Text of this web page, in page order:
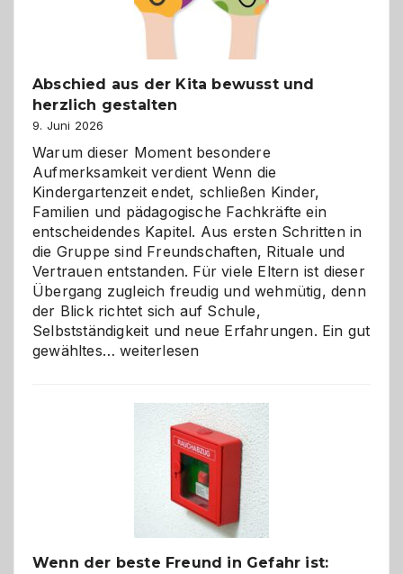
Abschied aus der Kita bewusst und
herzlich gestalten
9. Juni 2026
Warum dieser Moment besondere
Aufmerksamkeit verdient Wenn die
Kindergartenzeit endet, schließen Kinder,
Familien und pädagogische Fachkräfte ein
entscheidendes Kapitel. Aus ersten Schritten in
die Gruppe sind Freundschaften, Rituale und
Vertrauen entstanden. Für viele Eltern ist dieser
Übergang zugleich freudig und wehmütig, denn
der Blick richtet sich auf Schule,
Selbstständigkeit und neue Erfahrungen. Ein gut
gewähltes…Abschied
bewusst
herzlich
gestalten
weiterlesen
Wenn der beste Freund in Gefahr ist: